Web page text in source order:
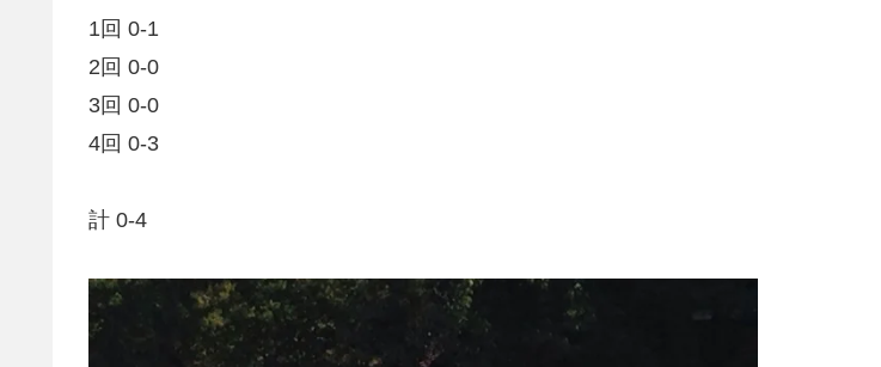
1回 0-1
2回 0-0
3回 0-0
4回 0-3
計 0-4